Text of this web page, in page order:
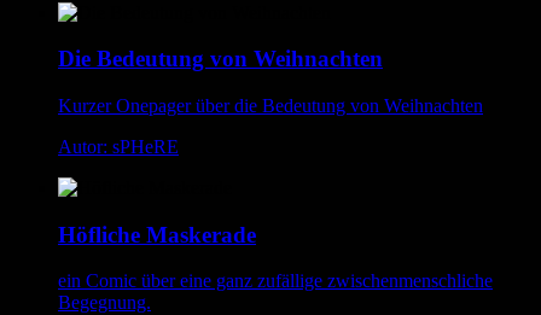
Die Bedeutung von Weihnachten
Kurzer Onepager über die Bedeutung von Weihnachten
Autor: sPHeRE
Höfliche Maskerade
ein Comic über eine ganz zufällige zwischenmenschliche
Begegnung.